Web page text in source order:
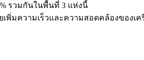
รวมกันในพื้นที่ 3 แห่งนี้
มความเร็วและความสอดคล้องของเ